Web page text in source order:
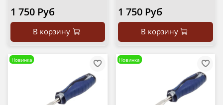
1 750 Руб
В корзину
1 750 Руб
В корзину
Новинка Новинка